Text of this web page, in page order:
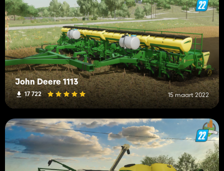
John Deere 1113
17 722 15 maart 2022